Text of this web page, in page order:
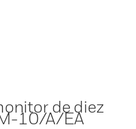
de diez
10/A/EA